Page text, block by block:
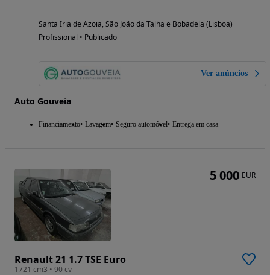
Santa Iria de Azoia, São João da Talha e Bobadela (Lisboa)
Profissional • Publicado
Ver anúncios
Auto Gouveia
Financiamento Lavagem Seguro automóvel Entrega em casa
Renault 21 1.7 TSE Euro
1721 cm3 • 90 cv
5 000 EUR